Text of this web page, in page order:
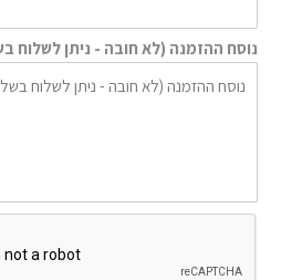
נוסח ההזמנה (לא חובה - ניתן לשלוח